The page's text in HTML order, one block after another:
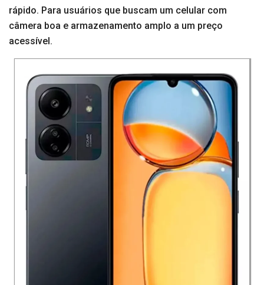
rápido. Para usuários que buscam um celular com
câmera boa e armazenamento amplo a um preço
acessível.